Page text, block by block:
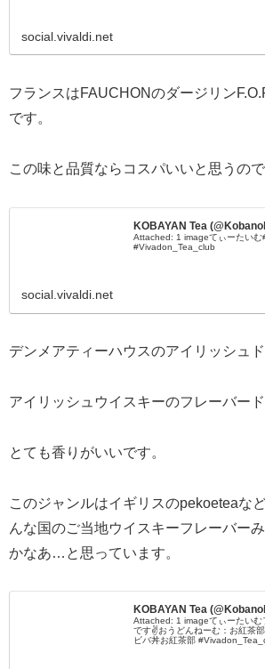
social.vivaldi.net
フランスはFAUCHONのダージリン
です。
この味と品質ならコスパいいと思うので
KOBAYAN Tea
Attached: 1 imageてぃーたいむ
#Vivadon_Tea_club
social.vivaldi.net
デンメアティーハウスのアイリッシュド
アイリッシュウイスキーのフレーバード
とても香りがいいです。
このジャンルはイギリスのpekoeteaな
んな国のご当地ウイスキーフレーバー
かなあ…と思っています。
KOBAYAN Tea
Attached: 1 imageてぃーたいむ
です✌️おうどんねーむ：お紅茶
ビバ丼お紅茶部